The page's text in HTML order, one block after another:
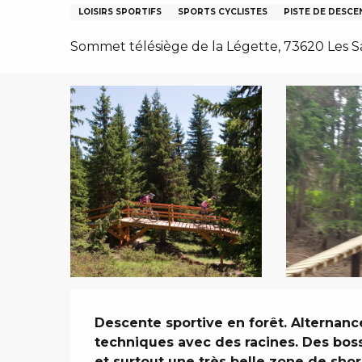
LOISIRS SPORTIFS SPORTS CYCLISTES PISTE DE
Sommet télésiège de la Légette, 73620 Les
Description
Descente sportive en forêt.
techniques avec des racines. Des